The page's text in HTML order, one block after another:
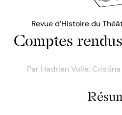
Revue d’Histoire du
Comptes
Par Hadrien Volle,